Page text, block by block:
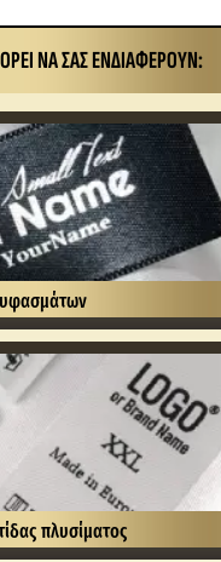
ΝΑ ΣΑΣ ΕΝΔΙΑΦΈΡΟΥΝ:
υφασμάτων
πλυσίματος